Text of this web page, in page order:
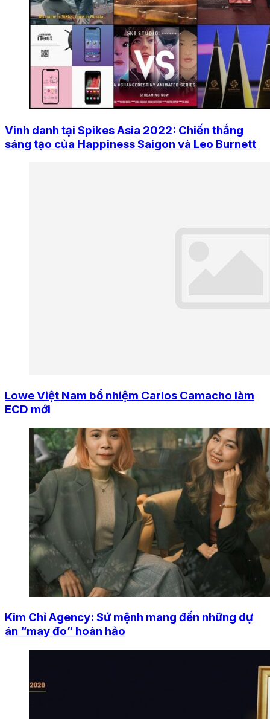
Vinh danh tại Spikes Asia 2022: Chiến thắng
sáng tạo của Happiness Saigon và Leo Burnett
Lowe Việt Nam bổ nhiệm Carlos Camacho làm
ECD mới
Kim Chỉ Agency: Sứ mệnh mang đến những dự
án “may đo” hoàn hảo